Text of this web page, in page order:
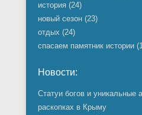
история (24)
новый сезон (23)
отдых (24)
спасаем памятник истории
Новости:
Статуи богов и уникальные
раскопках в Крыму